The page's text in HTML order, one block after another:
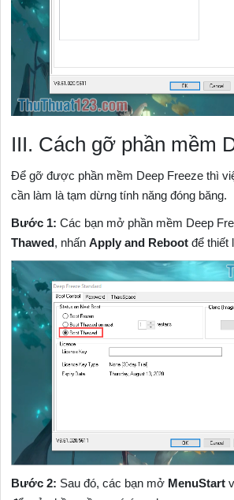
III. Cách gỡ phần mềm
Để gỡ được phần mềm Deep Freeze thì
cần làm là tạm dừng tính năng đóng băng.
Bước 1: Các bạn mở phần mềm Deep
Thawed, nhấnApply and Reboot để thiết
Bước 2: Sau đó, các bạn mở MenuStart